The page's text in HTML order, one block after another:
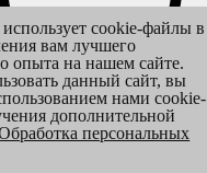
cookie-файлы в
вам лучшего
опыта на нашем сайте.
данный сайт, вы
нами cookie-
дополнительной
персональных